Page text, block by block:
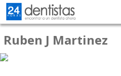
Ruben J Martinez